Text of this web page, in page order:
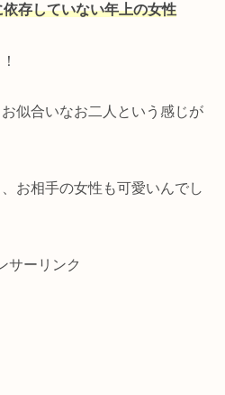
存していない年上の女性
似合いなお二人という感じが
お相手の女性も可愛いんでし
サーリンク